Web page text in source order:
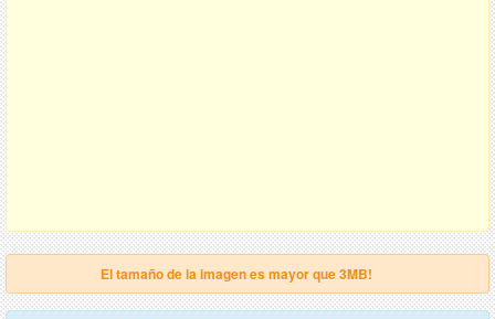
El tamaño de la imagen es mayor que 3MB!